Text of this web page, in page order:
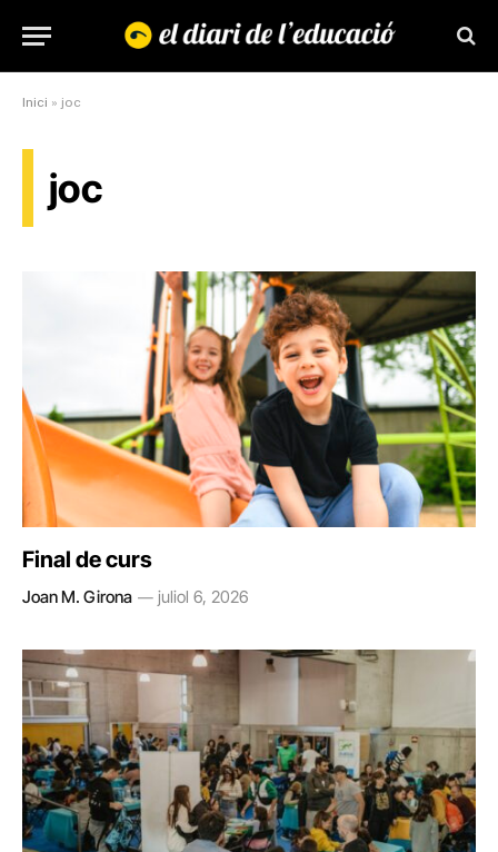
Inici » joc
joc
Final de curs
Joan M. Girona juliol 6, 2026